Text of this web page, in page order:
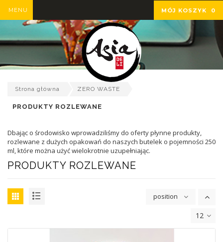
MÓJ KOSZYK 0
MENU
Strona główna ZERO WASTE
PRODUKTY ROZLEWANE
Dbając o środowisko wprowadziliśmy do oferty płynne produkty,
rozlewane z dużych opakowań do naszych butelek o pojemności 250
ml, które można użyć wielokrotnie uzupełniając.
PRODUKTY ROZLEWANE
position
12